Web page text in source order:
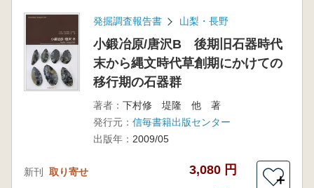
発掘調査報告書 山梨・長野
小鍛冶原/唐沢B 後期旧石器時代
末から縄文時代草創期にかけての
移行期の石器群
著者： 下村修 堤隆 他 著
発行元： 信毎書籍出版センター
出版年： 2009/05
新刊 取り寄せ 3,080 円
＋